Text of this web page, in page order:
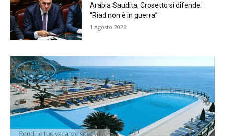
Arabia Saudita, Crosetto si difende:
“Riad non è in guerra”
1 Agosto 2026